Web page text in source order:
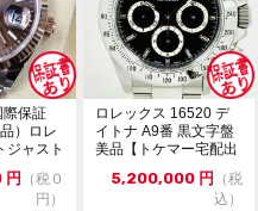
平置計測。計測環境により変動。参
さい。）
りますが、目立つ大きなキズ等はな
品です。
ありません。
際保証
）ロレ
ジャスト
円
（税０
円）
ロレックス 16520 デ
イトナ A9番 黒文字盤
美品【トケマー宅配出
5,200,000 円
（税
込）